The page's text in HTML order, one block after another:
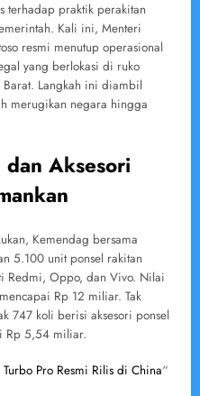
terhadap praktik perakitan
Kali ini, Menteri
resmi menutup operasional
yang berlokasi di ruko
Barat. Langkah ini diambil
merugikan negara hingga
dan Aksesori
Kemendag bersama
5.100 unit ponsel rakitan
Redmi, Oppo, dan Vivo. Nilai
Rp 12 miliar. Tak
747 koli berisi aksesori ponsel
Rp 5,54 miliar.
Pro Resmi Rilis di China“